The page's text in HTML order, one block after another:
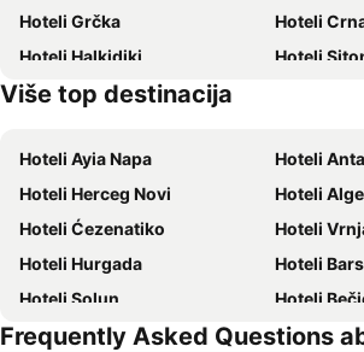
Hoteli Grčka
Hoteli
Hoteli Halkidiki
Hoteli
Hoteli Krit
Više top destinacija
Hoteli Ayia Napa
Hoteli
Hoteli Herceg Novi
Hoteli
Hoteli Ćezenatiko
Hoteli
Hoteli Hurgada
Hoteli
Hoteli Solun
Hoteli
Hoteli Hanija
Hoteli
Frequently Asked Questions